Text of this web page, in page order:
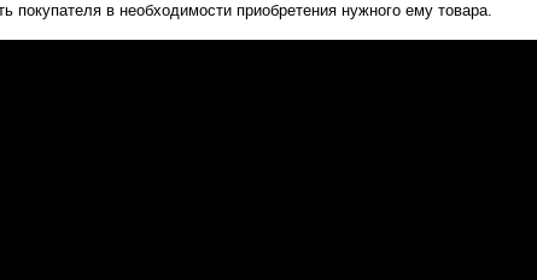
покупателя в необходимости приобретения нужного ему товара.